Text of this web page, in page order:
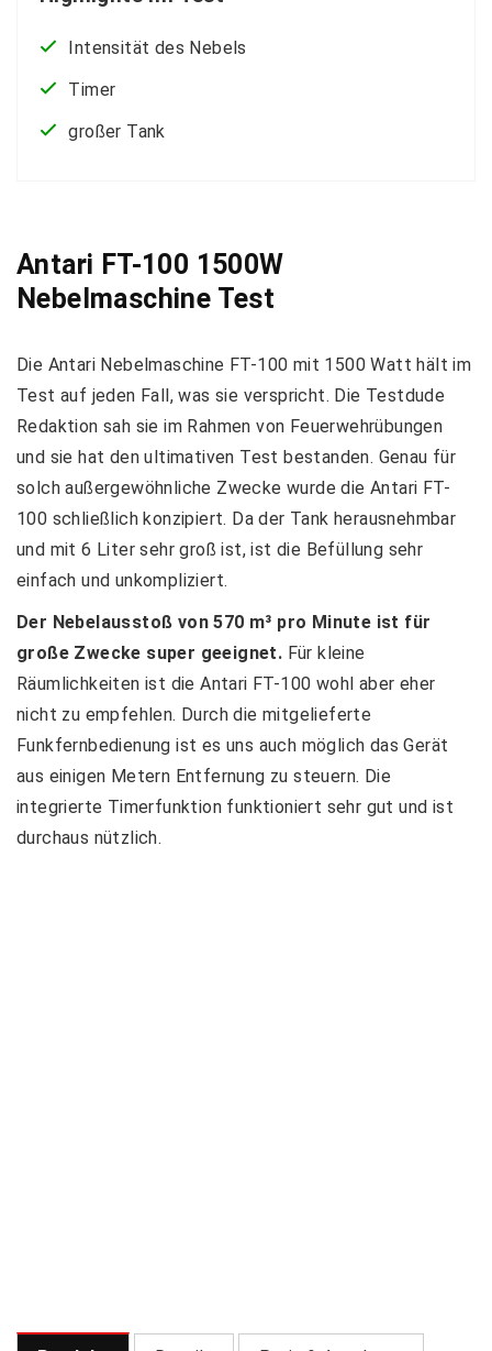
Intensität des Nebels
Timer
großer Tank
Antari FT-100 1500W
Nebelmaschine Test
Die Antari Nebelmaschine FT-100 mit 1500 Watt hält im
Test auf jeden Fall, was sie verspricht. Die Testdude
Redaktion sah sie im Rahmen von Feuerwehrübungen
und sie hat den ultimativen Test bestanden. Genau für
solch außergewöhnliche Zwecke wurde die Antari FT-
100 schließlich konzipiert. Da der Tank herausnehmbar
und mit 6 Liter sehr groß ist, ist die Befüllung sehr
einfach und unkompliziert.
Der Nebelausstoß von 570 m³ pro Minute ist für
große Zwecke super geeignet. Für kleine
Räumlichkeiten ist die Antari FT-100 wohl aber eher
nicht zu empfehlen. Durch die mitgelieferte
Funkfernbedienung ist es uns auch möglich das Gerät
aus einigen Metern Entfernung zu steuern. Die
integrierte Timerfunktion funktioniert sehr gut und ist
durchaus nützlich.